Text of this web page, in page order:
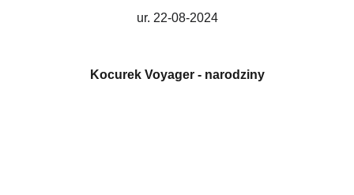
ur. 22-08-2024
Kocurek Voyager - narodziny